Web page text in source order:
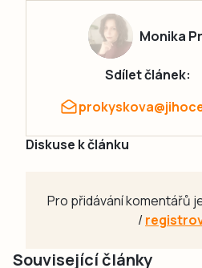
Monika
Sdílet článek:
Diskuse k článku
Pro přidávání komentářů
/
Související články